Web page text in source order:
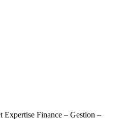
Expertise Finance – Gestion –